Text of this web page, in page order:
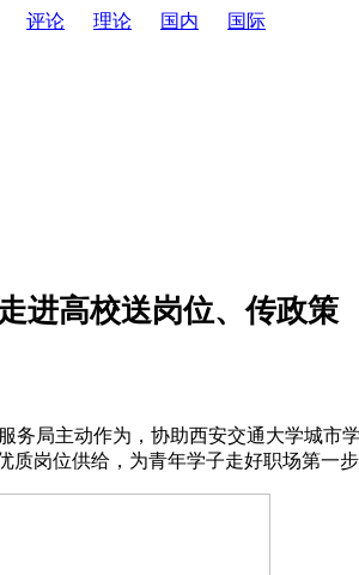
评论 理论 国内 国际
进高校送岗位、传政策
局主动作为，协助西安交通大学城市
岗位供给，为青年学子走好职场第一步